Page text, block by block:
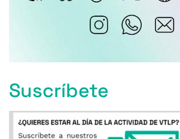
Suscríbete